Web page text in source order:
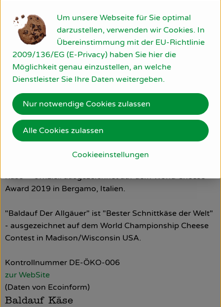
Hersteller: Baldauf Käse
DE
Gebr. Baldauf GmbH & Co. KG
D 88161 Lindenberg
Käse" - offiziell ausgezeichnet auf dem World Cheese
Award 2019 in Bergamo, Italien.
"Baldauf Der Allgäuer" ist "Bester Schnittkäse der Welt"
- ausgezeichnet auf dem World Championship Cheese
Contest in Madison/Wisconsin USA.
Kontrollnummer DE-ÖKO-006
zur WebSite
(Daten von Ecoinform)
Baldauf Käse
Um unsere Webseite für Sie optimal
darzustellen, verwenden wir Cookies. In
Übereinstimmung mit der EU-Richtlinie
2009/136/EG (E-Privacy) haben Sie hier die
Möglichkeit genau einzustellen, an welche
Dienstleister Sie Ihre Daten weitergeben.
Cookieeinstellungen
Nur notwendige Cookies zulassen
Alle Cookies zulassen